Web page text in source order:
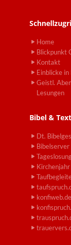
Home
Blickpunkt
Kontakt
Einblicke in
Geistl.
Lesungen
Bibel &
Dt.
Bibelserver
konfiweb.de